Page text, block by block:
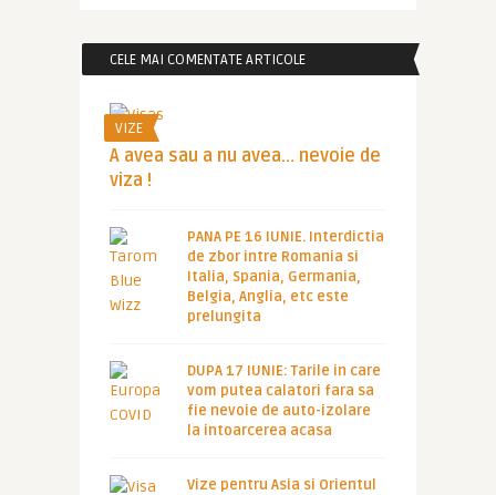
CELE MAI COMENTATE ARTICOLE
VIZE
A avea sau a nu avea… nevoie de
viza !
PANA PE 16 IUNIE. Interdictia
de zbor intre Romania si
Italia, Spania, Germania,
Belgia, Anglia, etc este
prelungita
DUPA 17 IUNIE: Tarile in care
vom putea calatori fara sa
fie nevoie de auto-izolare
la intoarcerea acasa
Vize pentru Asia si Orientul